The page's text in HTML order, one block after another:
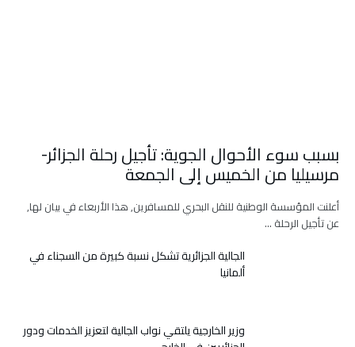
بسبب سوء الأحوال الجوية: تأجيل رحلة الجزائر-
مرسيليا من الخميس إلى الجمعة
أعلنت المؤسسة الوطنية للنقل البحري للمسافرين, هذا الأربعاء في بيان لها,
عن تأجيل الرحلة …
الجالية الجزائرية تشكل نسبة كبيرة من السجناء في
ألمانيا
وزير الخارجية يلتقي نواب الجالية لتعزيز الخدمات ودور